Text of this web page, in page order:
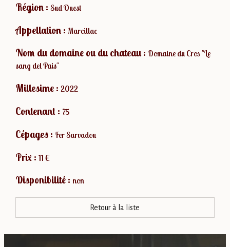
Région : Sud Ouest
Appellation : Marcillac
Nom du domaine ou du chateau : Domaine du Cros "Le
sang del Pais"
Millesime : 2022
Contenant : 75
Cépages : Fer Sarvadou
Prix : 11 €
Disponibilité : non
Retour à la liste